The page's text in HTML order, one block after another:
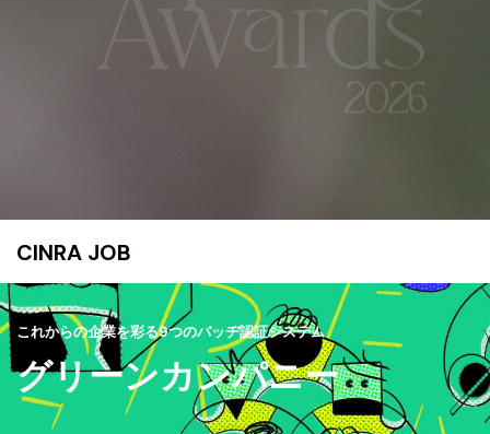
CINRA JOB
これからの企業を彩る9つのバッヂ認証システム
グリーンカンパニー